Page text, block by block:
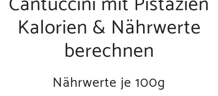
Kalorien & Nährwerte
berechnen
Nährwerte je 100g